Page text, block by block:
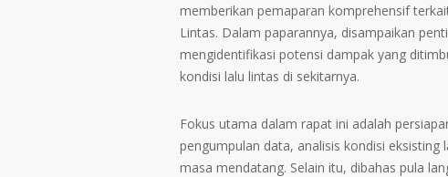
memberikan pemaparan komprehensif
Lintas. Dalam paparannya, disampaikan
mengidentifikasi potensi dampak yang
kondisi lalu lintas di sekitarnya.
Fokus utama dalam rapat ini adalah
pengumpulan data, analisis kondisi
masa mendatang. Selain itu, dibahas pula